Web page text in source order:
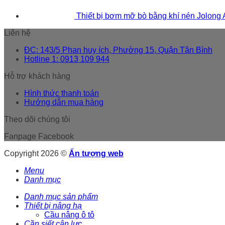
Thiết bị bơm mỡ bò bằng khí nén Jolong
Liên hệ
ĐC: 143/5 Phan huy ích, Phường 15, Quận Tân Bình
Hotline 1: 0913 109 944
Hỗ trợ khách hàng
Hình thức thanh toán
Hướng dẫn mua hàng
Theo dõi chúng tôi
Fanpage Facebook
Copyright 2026 © Ấn tượng web
Menu
Danh mục
Danh mục sản phẩm
Thiết bị nâng hạ
Cầu nâng ô tô